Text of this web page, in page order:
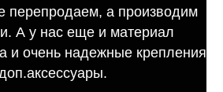
перепродаем, а производим
А у нас еще и материал
и очень надежные крепления